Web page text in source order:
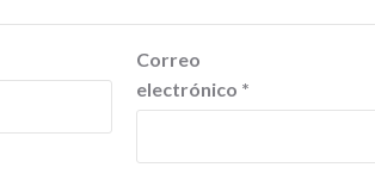
Correo
electrónico *